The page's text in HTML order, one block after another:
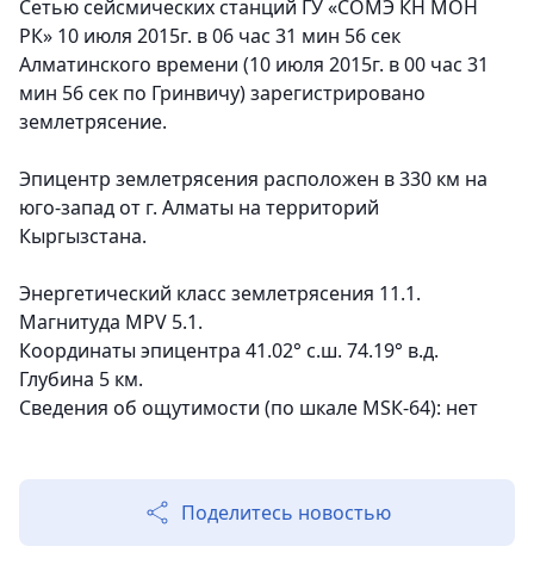
Сетью сейсмических станций ГУ «СОМЭ КН МОН
РК» 10 июля 2015г. в 06 час 31 мин 56 сек
Алматинского времени (10 июля 2015г. в 00 час 31
мин 56 сек по Гринвичу) зарегистрировано
землетрясение.
Эпицентр землетрясения расположен в 330 км на
юго-запад от г. Алматы на территорий
Кыргызстана.
Энергетический класс землетрясения 11.1.
Магнитуда MPV 5.1.
Координаты эпицентра 41.02° с.ш. 74.19° в.д.
Глубина 5 км.
Сведения об ощутимости (по шкале МSК-64): нет
Поделитесь новостью